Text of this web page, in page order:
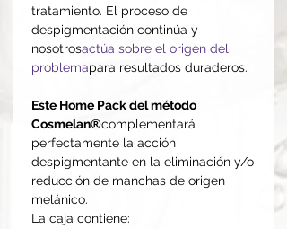
tratamiento. El proceso de
despigmentación continúa y
nosotrosactúa sobre el origen del
problemapara resultados duraderos.
Este Home Pack del método
Cosmelan®complementará
perfectamente la acción
despigmentante en la eliminación y/o
reducción de manchas de origen
melánico.
La caja contiene: